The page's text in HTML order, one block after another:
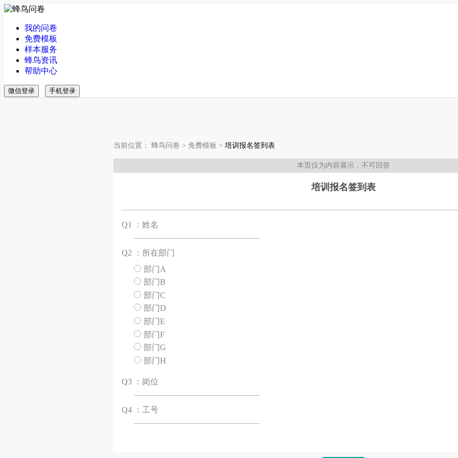
我的问卷
免费模板
样本服务
蜂鸟资讯
帮助中心
微信登录 手机登录
当前位置： 蜂鸟问卷 > 免费模板 > 培训报名签到表
本页仅为内容展示，不可回答
培训报名签到表
Q1 ：姓名
Q2 ：所在部门
部门A
部门B
部门C
部门D
部门E
部门F
部门G
部门H
Q3 ：岗位
Q4 ：工号